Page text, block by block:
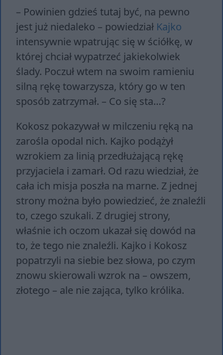
– Powinien gdzieś tutaj być, na pewno
jest już niedaleko – powiedział Kajko
intensywnie wpatrując się w ściółkę, w
której chciał wypatrzeć jakiekolwiek
ślady. Poczuł wtem na swoim ramieniu
silną rękę towarzysza, który go w ten
sposób zatrzymał. – Co się sta…?
Kokosz pokazywał w milczeniu ręką na
zarośla opodal nich. Kajko podążył
wzrokiem za linią przedłużającą rękę
przyjaciela i zamarł. Od razu wiedział, że
cała ich misja poszła na marne. Z jednej
strony można było powiedzieć, że znaleźli
to, czego szukali. Z drugiej strony,
właśnie ich oczom ukazał się dowód na
to, że tego nie znaleźli. Kajko i Kokosz
popatrzyli na siebie bez słowa, po czym
znowu skierowali wzrok na – owszem,
złotego – ale nie zająca, tylko królika.